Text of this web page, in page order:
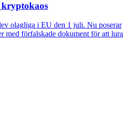
olagliga i EU den 1 juli. Nu poserar
med förfalskade dokument för att lura